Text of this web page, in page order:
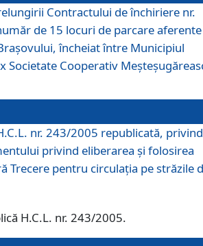
Contractului de închiriere nr.
de 15 locuri de parcare aferente
încheiat între Municipiul
Societate Cooperativ
nr. 243/2005 republicată, privind
privind eliberarea şi folosirea
Trecere pentru circulația pe străzile
H.C.L. nr. 243/2005.